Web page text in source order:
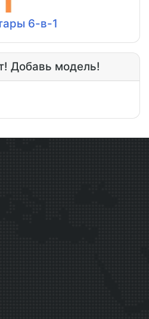
6-в-1
Добавь модель!